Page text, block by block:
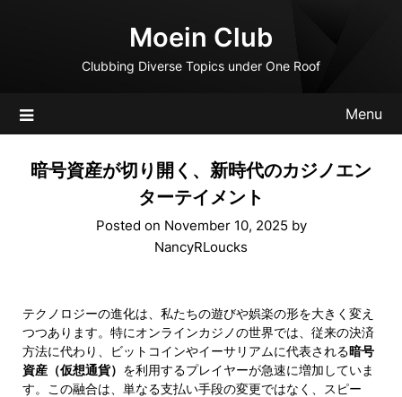
Moein Club
Clubbing Diverse Topics under One Roof
Menu
暗号資産が切り開く、新時代のカジノエン
ターテイメント
Posted on November 10, 2025by
NancyRLoucks
テクノロジーの進化は、私たちの遊びや娯楽の形を大きく変え
つつあります。特にオンラインカジノの世界では、従来の決済
方法に代わり、ビットコインやイーサリアムに代表される暗号
資産（仮想通貨） を利用するプレイヤーが急速に増加していま
す。この融合は、単なる支払い手段の変更ではなく、スピー